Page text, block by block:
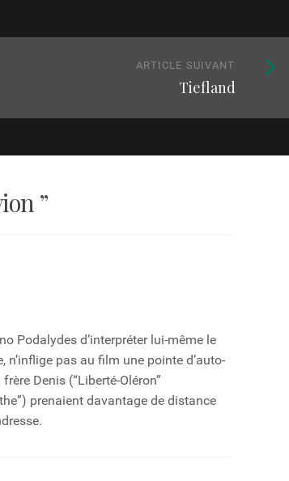
ARTICLE SUIVANT
Tiefland
Article
”
Podalydes d’interpréter lui-même le
pas au film une pointe d’auto-
Denis (“Liberté-Oléron”
prenaient davantage de distance